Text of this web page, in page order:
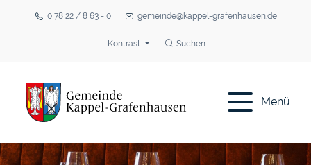
0 78 22 / 8 63 - 0 gemeinde@kappel-grafenhausen.de
Kontrast Suchen
Menü